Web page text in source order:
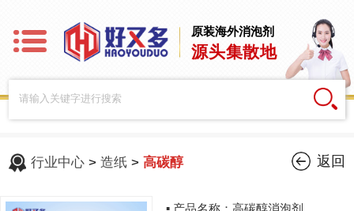
原装海外消泡剂
源头集散地
行业中心 >造纸 >高碳醇 返回
▪ 产品名称：高碳醇消泡剂